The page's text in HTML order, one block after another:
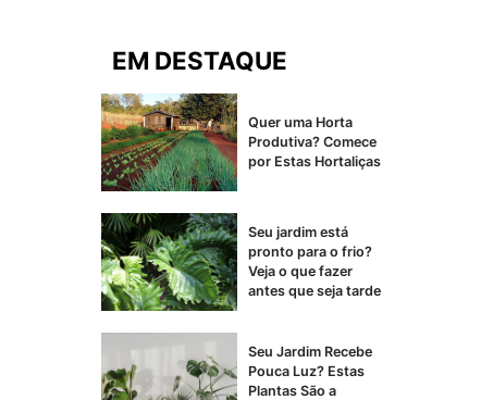
EM DESTAQUE
Quer uma Horta
Produtiva? Comece
por Estas Hortaliças
Seu jardim está
pronto para o frio?
Veja o que fazer
antes que seja tarde
Seu Jardim Recebe
Pouca Luz? Estas
Plantas São a